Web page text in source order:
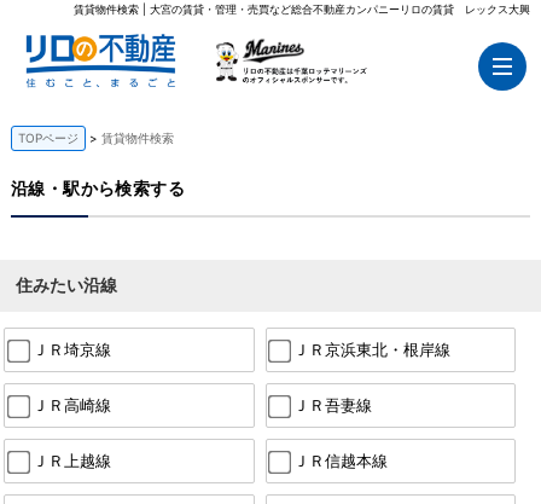
賃貸物件検索 | 大宮の賃貸・管理・売買など総合不動産カンパニーリロの賃貸 レックス大興
TOPページ 賃貸物件検索
沿線・駅から検索する
住みたい沿線
ＪＲ埼京線 ＪＲ京浜東北・根岸線
ＪＲ高崎線 ＪＲ吾妻線
ＪＲ上越線 ＪＲ信越本線